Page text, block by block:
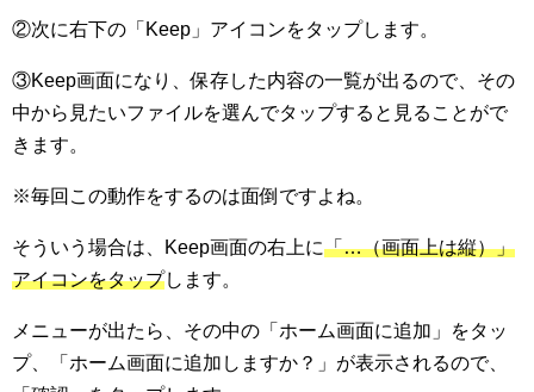
②次に右下の「Keep」アイコンをタップします。
③Keep画面になり、保存した内容の一覧が出るので、その
中から見たいファイルを選んでタップすると見ることがで
きます。
※毎回この動作をするのは面倒ですよね。
そういう場合は、Keep画面の右上に「…（画面上は縦）」
アイコンをタップします。
メニューが出たら、その中の「ホーム画面に追加」をタッ
プ、「ホーム画面に追加しますか？」が表示されるので、